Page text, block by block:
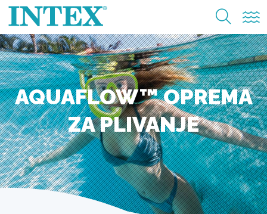
AQUAFLOW™ OPREMA
ZA PLIVANJE